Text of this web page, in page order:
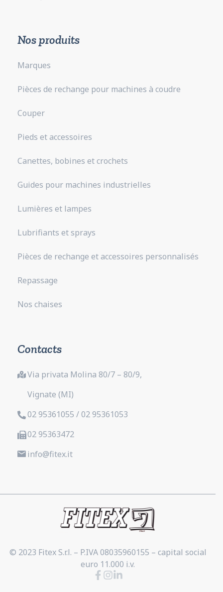
Nos produits
Marques
Pièces de rechange pour machines à coudre
Couper
Pieds et accessoires
Canettes, bobines et crochets
Guides pour machines industrielles
Lumières et lampes
Lubrifiants et sprays
Pièces de rechange et accessoires personnalisés
Repassage
Nos chaises
Contacts
Via privata Molina 80/7 – 80/9,
Vignate (MI)
02 95361055 / 02 95361053
02 95363472
info@fitex.it
© 2023 Fitex S.r.l. – P.IVA 08035960155 – capital social
euro 11.000 i.v.